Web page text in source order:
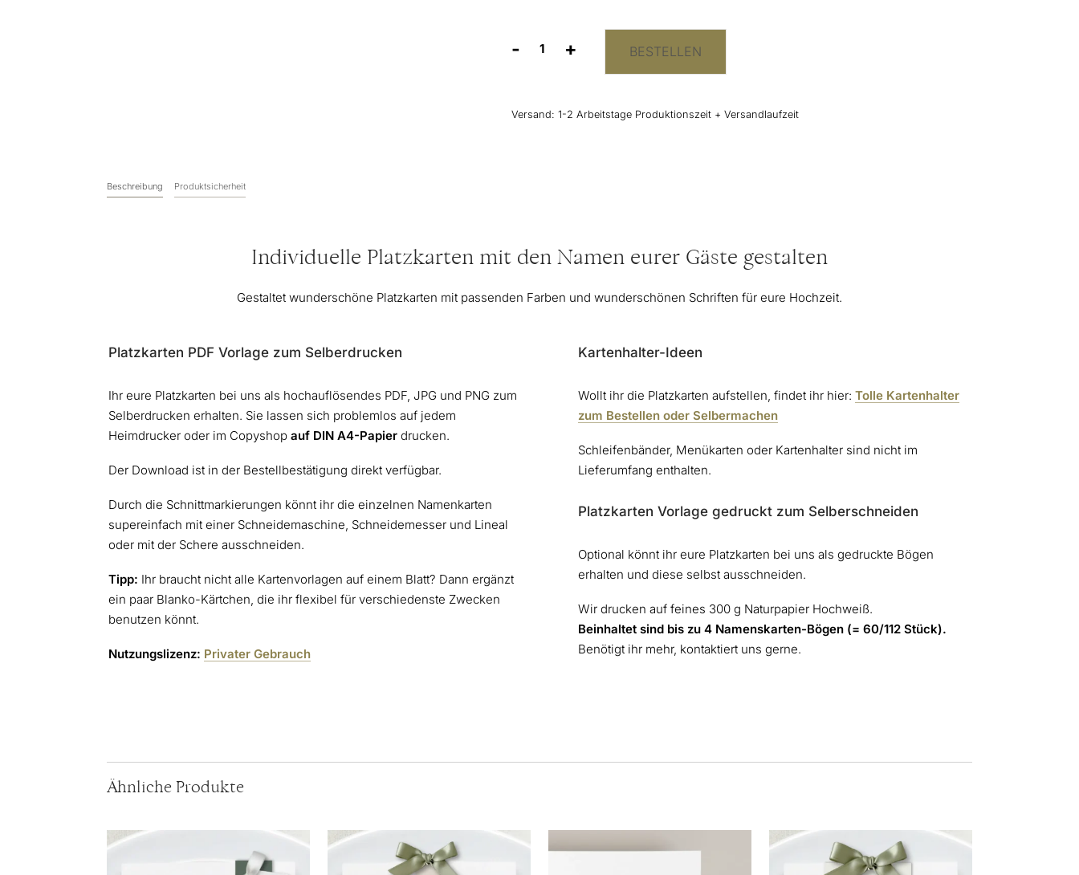
-
Platzkarten
Menge
+ BESTELLEN
Versand:1-2 Arbeitstage Produktionszeit + Versandlaufzeit
Beschreibung Produktsicherheit
Individuelle Platzkarten mit den Namen eurer Gäste gestalten
Gestaltet wunderschöne Platzkarten mit passenden Farben und wunderschönen Schriften für eure Hochzeit.
Kartenhalter-Ideen
Wollt ihr die Platzkarten aufstellen, findet ihr hier: Tolle Kartenhalter
zum Bestellen oder Selbermachen
Schleifenbänder, Menükarten oder Kartenhalter sind nicht im
Lieferumfang enthalten.
Platzkarten Vorlage gedruckt zum Selberschneiden
Optional könnt ihr eure Platzkarten bei uns als gedruckte Bögen
erhalten und diese selbst ausschneiden.
Wir drucken auf feines 300 g Naturpapier Hochweiß.
Beinhaltet sind bis zu 4 Namenskarten-Bögen (= 60/112 Stück).
Benötigt ihr mehr, kontaktiert uns gerne.
Platzkarten PDF Vorlage zum Selberdrucken
Ihr eure Platzkarten bei uns als hochauflösendes PDF, JPG und PNG zum
Selberdrucken erhalten. Sie lassen sich problemlos auf jedem
Heimdrucker oder im Copyshop auf DIN A4-Papier drucken.
Der Download ist in der Bestellbestätigung direkt verfügbar.
Durch die Schnittmarkierungen könnt ihr die einzelnen Namenkarten
supereinfach mit einer Schneidemaschine, Schneidemesser und Lineal
oder mit der Schere ausschneiden.
Tipp: Ihr braucht nicht alle Kartenvorlagen auf einem Blatt? Dann ergänzt
ein paar Blanko-Kärtchen, die ihr flexibel für verschiedenste Zwecken
benutzen könnt.
Nutzungslizenz: Privater Gebrauch
Ähnliche Produkte
Dieses
Produkt
Dieses
Produkt
Produkt
Dieses
Produkt